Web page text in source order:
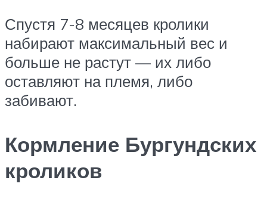
Спустя 7-8 месяцев кролики
набирают максимальный вес и
больше не растут — их либо
оставляют на племя, либо
забивают.
Кормление Бургундских
кроликов